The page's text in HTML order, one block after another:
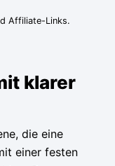
Affiliate-Links.
klarer
die eine
einer festen